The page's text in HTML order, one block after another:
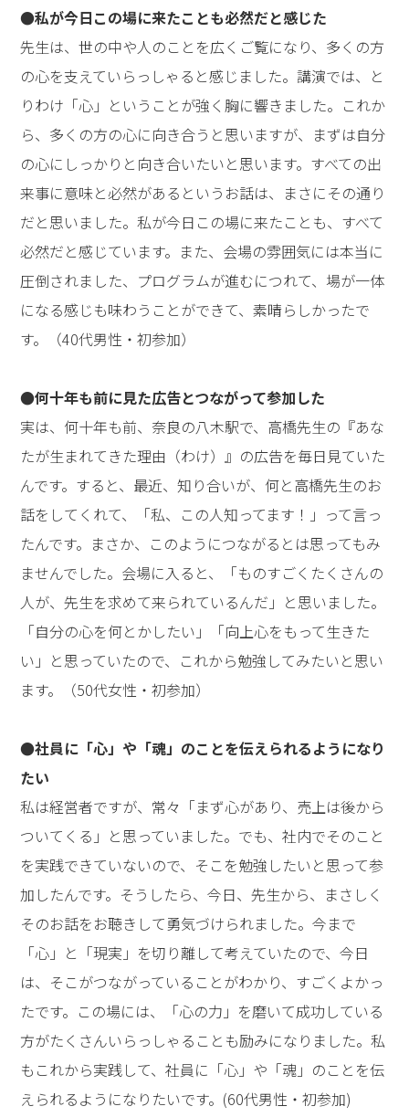
参加者の声
●今日を人生の転機として、人の役に立つ生き方をして
ゆきたい
精神的に落ち込んでいたとき、仕事先の方から先生の著
書を頂き、その言葉に感銘を受けて、今日参加しまし
た。ロビーでは、『心の力』に出てくる方の話を聞くこ